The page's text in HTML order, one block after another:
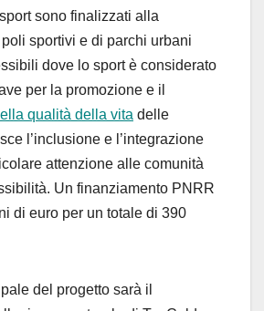
sono finalizzati alla
sportivi e di parchi urbani
dove lo sport è considerato
per la promozione e il
qualità della vita delle
l’inclusione e l’integrazione
attenzione alle comunità
Un finanziamento PNRR
di euro per un totale di 390
del progetto sarà il